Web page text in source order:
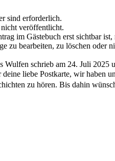
sind erforderlich.
veröffentlicht.
im Gästebuch erst sichtbar
zu bearbeiten, zu löschen oder
Wulfen schrieb am 24. Juli 2025
liebe Postkarte, wir haben
zu hören. Bis dahin